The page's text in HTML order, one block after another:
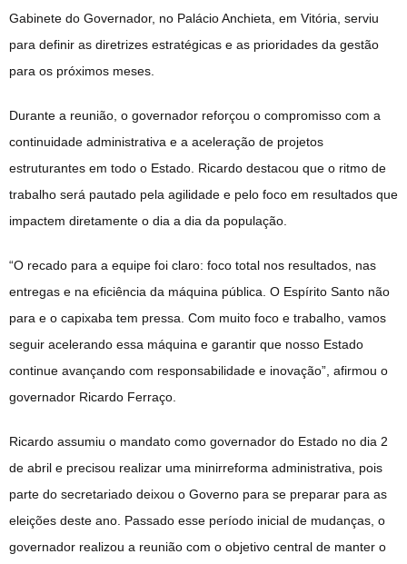
Gabinete do Governador, no Palácio Anchieta, em Vitória, serviu
para definir as diretrizes estratégicas e as prioridades da gestão
para os próximos meses.
Durante a reunião, o governador reforçou o compromisso com a
continuidade administrativa e a aceleração de projetos
estruturantes em todo o Estado. Ricardo destacou que o ritmo de
trabalho será pautado pela agilidade e pelo foco em resultados que
impactem diretamente o dia a dia da população.
“O recado para a equipe foi claro: foco total nos resultados, nas
entregas e na eficiência da máquina pública. O Espírito Santo não
para e o capixaba tem pressa. Com muito foco e trabalho, vamos
seguir acelerando essa máquina e garantir que nosso Estado
continue avançando com responsabilidade e inovação”, afirmou o
governador Ricardo Ferraço.
Ricardo assumiu o mandato como governador do Estado no dia 2
de abril e precisou realizar uma minirreforma administrativa, pois
parte do secretariado deixou o Governo para se preparar para as
eleições deste ano. Passado esse período inicial de mudanças, o
governador realizou a reunião com o objetivo central de manter o